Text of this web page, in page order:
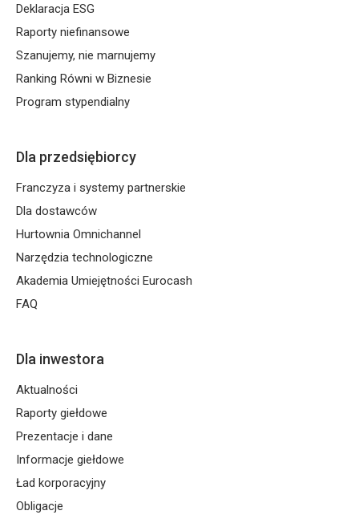
Deklaracja ESG
Raporty niefinansowe
Szanujemy, nie marnujemy
Ranking Równi w Biznesie
Program stypendialny
Dla przedsiębiorcy
Franczyza i systemy partnerskie
Dla dostawców
Hurtownia Omnichannel
Narzędzia technologiczne
Akademia Umiejętności Eurocash
FAQ
Dla inwestora
Aktualności
Raporty giełdowe
Prezentacje i dane
Informacje giełdowe
Ład korporacyjny
Obligacje